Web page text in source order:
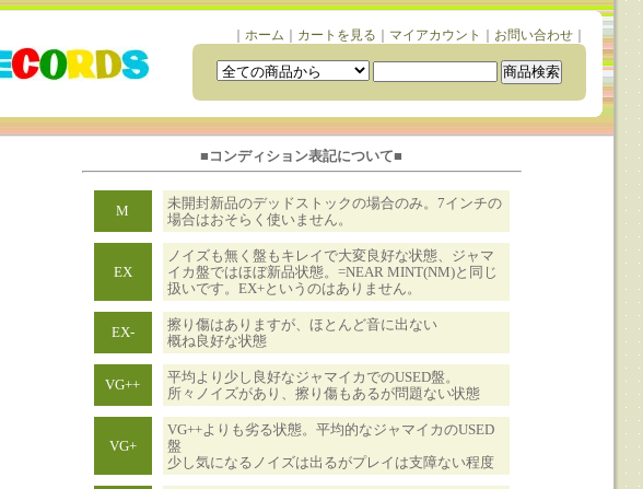
ホーム カートを見る マイアカウント お問い合わせ｜
■コンディション表記について■
M
未開封新品のデッドストックの場合のみ。7インチの
場合はおそらく使いません。
EX
ノイズも無く盤もキレイで大変良好な状態、ジャマ
イカ盤ではほぼ新品状態。=NEAR MINT(NM)と同じ
扱いです。EX+というのはありません。
EX-
擦り傷はありますが、ほとんど音に出ない
概ね良好な状態
VG++
平均より少し良好なジャマイカでのUSED盤。
所々ノイズがあり、擦り傷もあるが問題ない状態
VG+
VG++よりも劣る状態。平均的なジャマイカのUSED
盤
少し気になるノイズは出るがプレイは支障ない程度